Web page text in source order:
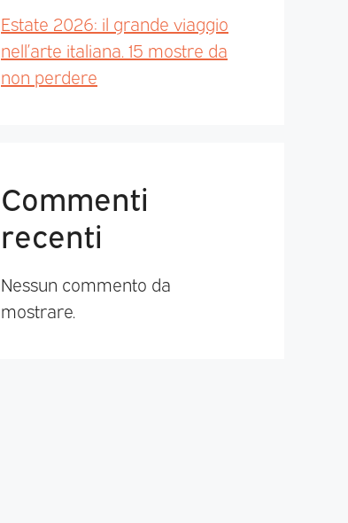
Estate 2026: il grande viaggio
nell’arte italiana. 15 mostre da
non perdere
Commenti
recenti
Nessun commento da
mostrare.